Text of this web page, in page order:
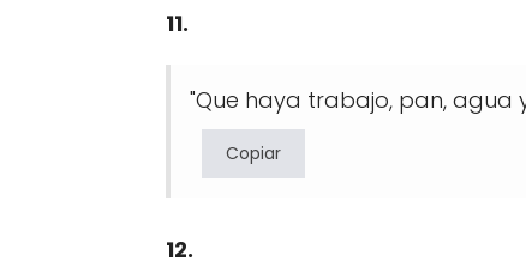
11.
"Que haya trabajo, pan, agua
Copiar
12.